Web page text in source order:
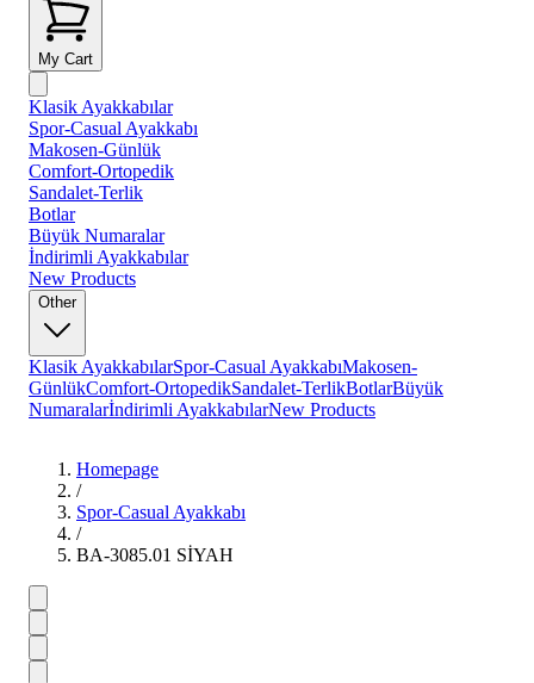
My Cart
Klasik Ayakkabılar
Spor-Casual Ayakkabı
Makosen-Günlük
Comfort-Ortopedik
Sandalet-Terlik
Botlar
Büyük Numaralar
İndirimli Ayakkabılar
New Products
Other
Klasik AyakkabılarSpor-Casual AyakkabıMakosen-
GünlükComfort-OrtopedikSandalet-TerlikBotlarBüyük
Numaralarİndirimli AyakkabılarNew Products
Homepage
/
Spor-Casual Ayakkabı
/
BA-3085.01 SİYAH